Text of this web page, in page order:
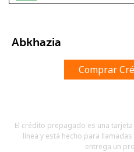
Mínimo 8 caracteres
Una letra mayúscula y una
Abkhazia
Comprar
El crédito prepagado es una
línea y está hecho para
entrega un